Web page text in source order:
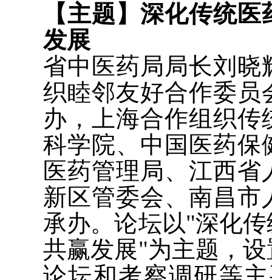
【主题】深化传统
发展
省中医药局局长刘晓
织睦邻友好合作委员
办，上海合作组织
科学院、中国医药保
医药管理局、江西
新区管委会、南昌市
承办。论坛以"深化
共赢发展"为主题，